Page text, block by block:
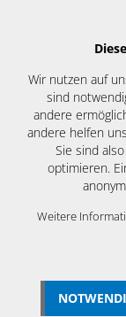
BÖSCH MRS ›
Wir nutzen auf
sind
andere
andere helfen
Sie sind
optimieren.
Weitere